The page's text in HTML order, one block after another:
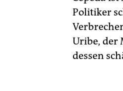
Politiker
Uribe, der
dessen